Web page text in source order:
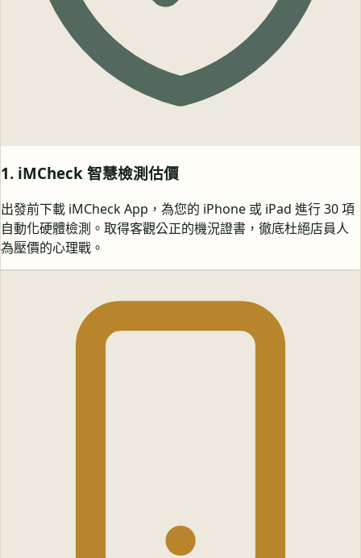
1. iMCheck 智慧檢測估價
出發前下載 iMCheck App，為您的 iPhone 或 iPad 進行 30 項
自動化硬體檢測。取得客觀公正的機況證書，徹底杜絕店員人
為壓價的心理戰。